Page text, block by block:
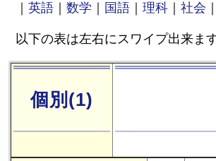
｜英語 ｜数学 国語 ｜理科 ｜社会
以下の表は左右にスワイプ出来ます
個別(1)